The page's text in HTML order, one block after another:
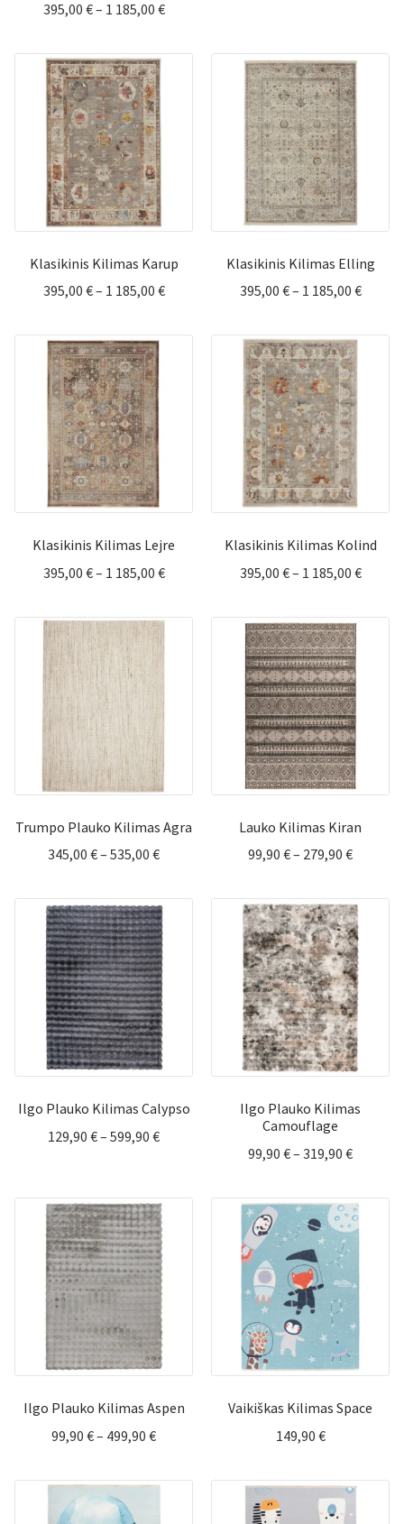
395,00 €– 1 185,00 €Price
395,00 €
Klasikinis Kilimas Karup
395,00 €– 1 185,00 €Price
395,00 €
Klasikinis Kilimas Elling
395,00 €– 1 185,00 €Price
395,00
Klasikinis Kilimas Lejre
395,00 €– 1 185,00 €Price
395,00 €
Klasikinis Kilimas Kolind
395,00 €– 1 185,00 €Price
395,00
Trumpo Plauko Kilimas Agra
345,00 €– 535,00 €Price
345,00 €
through
535,00 €
Lauko Kilimas Kiran
99,90 €– 279,90 €Price
99,90 €
through
279,90 €
Ilgo Plauko Kilimas Calypso
129,90 €– 599,90 €Price
through
599,90 €
Ilgo Plauko Kilimas
Camouflage
99,90 €– 319,90 €Price
99,90 €
through
Ilgo Plauko Kilimas Aspen
99,90 €– 499,90 €Price
99,90 €
Vaikiškas Kilimas Space
149,90 €